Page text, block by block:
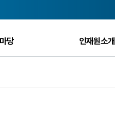
당 인재원소개